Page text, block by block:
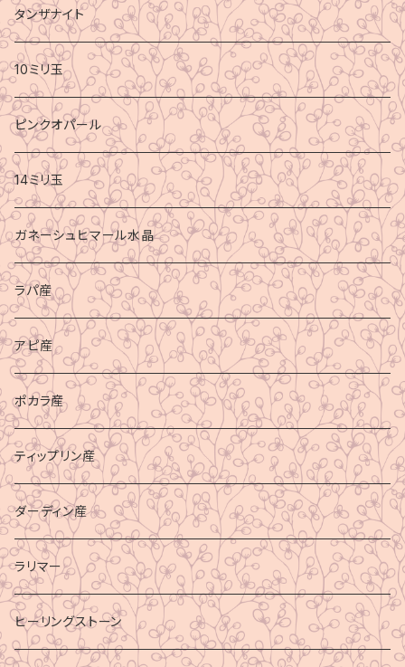
タンザナイト
10ミリ玉
ピンクオパール
14ミリ玉
ガネーシュヒマール水晶
ラパ産
アピ産
ポカラ産
ティップリン産
ダーディン産
ラリマー
ヒーリングストーン